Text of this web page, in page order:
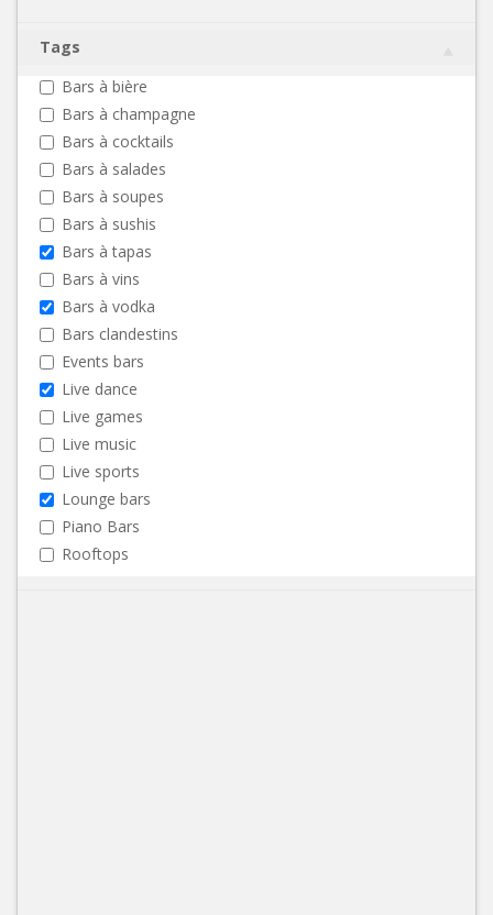
Tags
Bars à bière
Bars à champagne
Bars à cocktails
Bars à salades
Bars à soupes
Bars à sushis
Bars à tapas
Bars à vins
Bars à vodka
Bars clandestins
Events bars
Live dance
Live games
Live music
Live sports
Lounge bars
Piano Bars
Rooftops